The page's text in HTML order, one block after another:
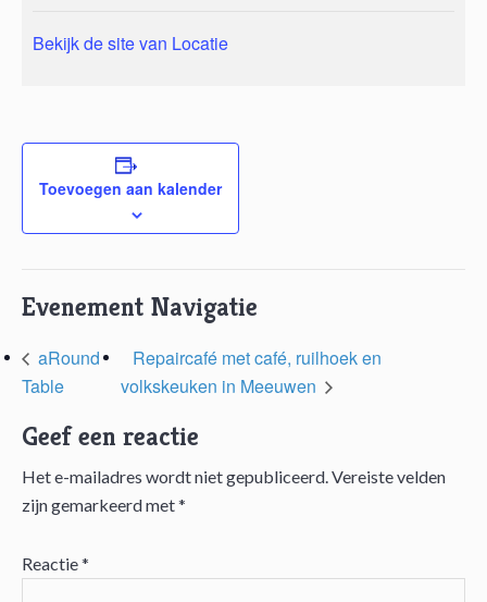
Bekijk de site van Locatie
Toevoegen aan kalender
Evenement Navigatie
aRound
Table
Repaircafé met café, ruilhoek en
volkskeuken in Meeuwen
Lees
Geef een reactie
Het e-mailadres wordt niet gepubliceerd. Vereiste velden
zijn gemarkeerd met*
Reactie*